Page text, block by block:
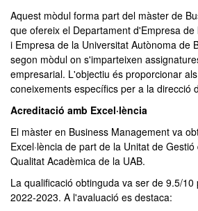
Aquest mòdul forma part del màster de
que ofereix el Departament d'Empresa
i Empresa de la Universitat Autònoma de
segon mòdul on s'imparteixen
empresarial. L'objectiu és proporcionar
coneixements específics per a la direcció
Acreditació amb Excel·lència
El màster en Business Management va
Excel·lència de part de la Unitat de
Qualitat Acadèmica de la UAB.
La qualificació obtinguda va ser de 9.5/
2022-2023. A l'avaluació es destaca: